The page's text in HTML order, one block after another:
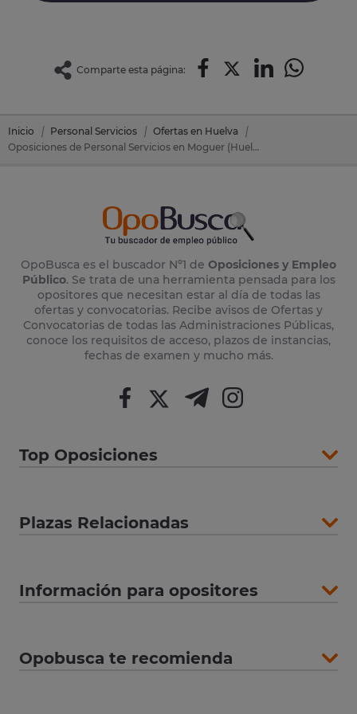
Comparte esta página:
Inicio Personal Servicios
Ofertas en Huelva
Oposiciones de Personal Servicios en Moguer (Huelva)
OpoBusca es el buscador Nº1 de Oposiciones y Empleo
Público. Se trata de una herramienta pensada para los
opositores que necesitan estar al día de todas las
ofertas y convocatorias. Recibe avisos de Ofertas y
Convocatorias de todas las Administraciones Públicas,
conoce los requisitos de acceso, plazos de instancias,
fechas de examen y mucho más.
Top Oposiciones
Plazas Relacionadas
Información para opositores
Opobusca te recomienda